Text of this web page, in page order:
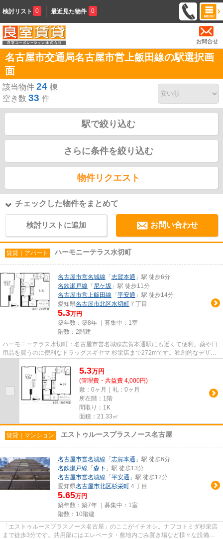
検討リスト 0 最近見た物件 0
お問合せ
名古屋市交通局名古屋市営上飯田線の駅選択画
面
該当物件 24 棟
空き数 33 件
駅で絞り込む
さらに条件を絞り込む
物件リクエスト
チェックした物件をまとめて
検討リストに追加 お問い合わせ
賃貸｜アパート ハーモニーテラス水切町
名古屋市営名城線 「 志賀本通 」駅 徒歩6分
名鉄瀬戸線 「 尼ケ坂 」駅 徒歩11分
名古屋市営上飯田線 「 平安通 」駅 徒歩14分
愛知県名古屋市北区水切町 ７丁目
5.3万円
築年数：築8年 ｜募集中： 1室
階数：2階建
ハーモニーテラス水切町：名古屋市営名城線志賀本通駅にも近くて便利。薬や日
用品を買うのに便利なドラッグスギヤマ 杉栄店まで272mです。独創的なデザイ
5.3万円
(管理費・共益費 4,000円)
敷：0ヶ月｜礼：0ヶ月
所在階：1階
間取り：1K
面積：21.33㎡
賃貸｜マンション エストゥルースプラスノース名古屋
名古屋市営名城線 「 志賀本通 」駅 徒歩6分
名鉄瀬戸線 「 森下 」駅 徒歩13分
名古屋市営名城線 「 平安通 」駅 徒歩12分
愛知県名古屋市北区杉栄町 ４丁目
5.65万円
築年数：築7年 ｜募集中： 1室
階数：10階建
「エストゥルースプラスノース名古屋」のここがイチオシ。ナフコトミダ杉栄店
まで徒歩3分です。共用部にはエレベータ・敷地内ごみ置き場など様々な設備や